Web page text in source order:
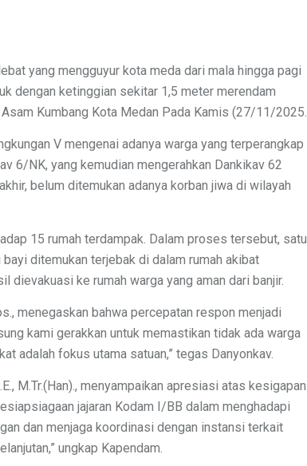
yang mengguyur kota meda dari mala hingga pagi
dengan ketinggian sekitar 1,5 meter merendam
Kumbang Kota Medan Pada Kamis (27/11/2025.
V mengenai adanya warga yang terperangkap
6/NK, yang kemudian mengerahkan Dankikav 62
belum ditemukan adanya korban jiwa di wilayah
15 rumah terdampak. Dalam proses tersebut, satu
ditemukan terjebak di dalam rumah akibat
dievakuasi ke rumah warga yang aman dari banjir.
menegaskan bahwa percepatan respon menjadi
kami gerakkan untuk memastikan tidak ada warga
adalah fokus utama satuan,” tegas Danyonkav.
M.Tr.(Han)., menyampaikan apresiasi atas kesigapan
jajaran Kodam I/BB dalam menghadapi
dan menjaga koordinasi dengan instansi terkait
ungkap Kapendam.